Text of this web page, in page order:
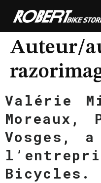
Auteur/
Valérie
Moreaux,
Vosges,
Bicycles.